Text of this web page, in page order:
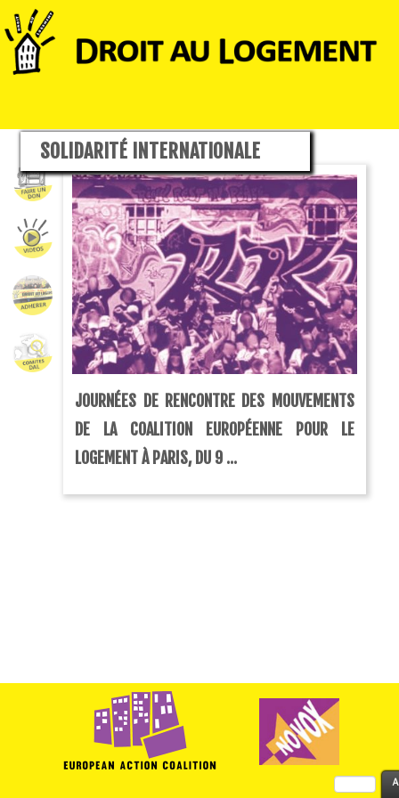
SOLIDARITÉ INTERNATIONALE
JOURNÉES DE RENCONTRE DES MOUVEMENTS
DE LA COALITION EUROPÉENNE POUR LE
LOGEMENT À PARIS, DU 9 ...
Rechercher :